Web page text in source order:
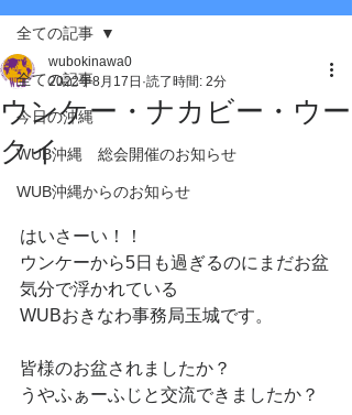
全ての記事
今日の沖縄
WUB沖縄 総会開催のお知らせ
WUB沖縄からのお知らせ
全ての記事
ウンケー・ナカビー・ウー
クイ
wubokinawa0
2022年8月17日 読了時間: 2分
はいさーい！！
ウンケーから5日も過ぎるのにまだお盆
気分で浮かれている
WUBおきなわ事務局玉城です。
皆様のお盆されましたか？
うやふぁーふじと交流できましたか？